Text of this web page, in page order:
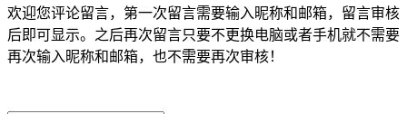
欢迎您评论留言，第一次留言需要输入昵称和邮箱，留言审核
后即可显示。之后再次留言只要不更换电脑或者手机就不需要
再次输入昵称和邮箱，也不需要再次审核！